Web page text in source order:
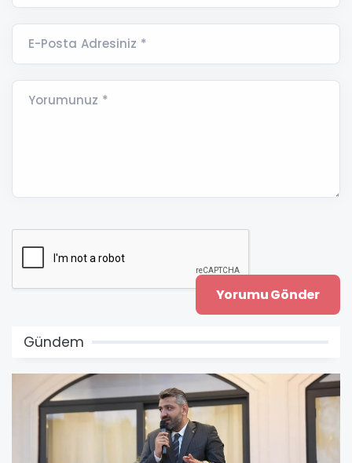
E-Posta Adresiniz *
Yorumunuz *
Gündem